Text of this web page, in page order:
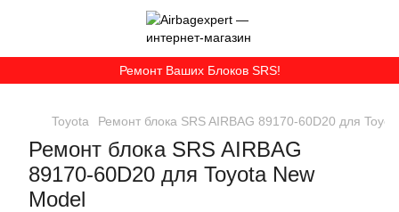
Ремонт Ваших Блоков SRS!
Toyota Ремонт блока SRS AIRBAG 89170-60D20 для
Ремонт блока SRS AIRBAG
89170-60D20 для Toyota New
Model